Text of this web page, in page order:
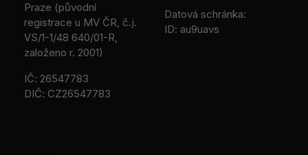
Praze (původní
registrace u MV ČR, č.j.
VS/1-1/48 640/01-R,
založeno r. 2001)
IČ: 26547783
DIČ: CZ26547783
Datová schránka:
ID: au9uavs